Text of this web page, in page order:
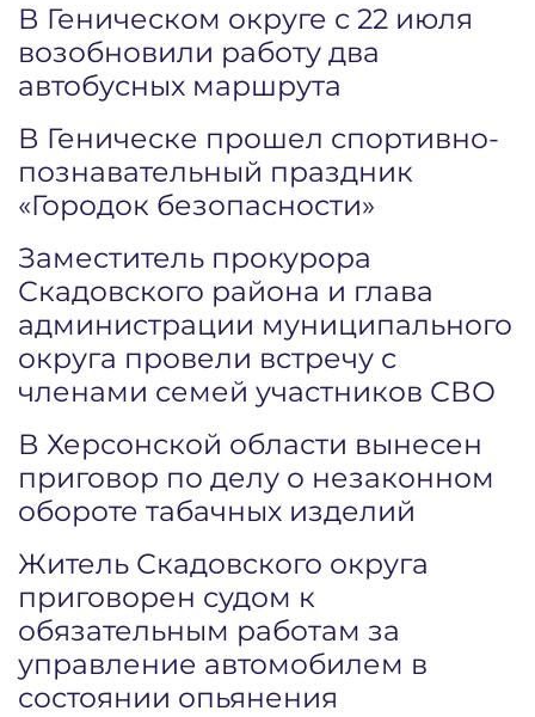
В Геническом округе с 22 июля
возобновили работу два
автобусных маршрута
В Геническе прошел спортивно-
познавательный праздник
«Городок безопасности»
Заместитель прокурора
Скадовского района и глава
администрации муниципального
округа провели встречу с
членами семей участников СВО
В Херсонской области вынесен
приговор по делу о незаконном
обороте табачных изделий
Житель Скадовского округа
приговорен судом к
обязательным работам за
управление автомобилем в
состоянии опьянения